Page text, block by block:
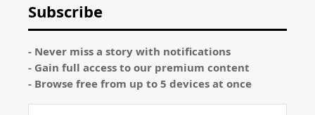
Subscribe
- Never miss a story with notifications
- Gain full access to our premium content
- Browse free from up to 5 devices at once